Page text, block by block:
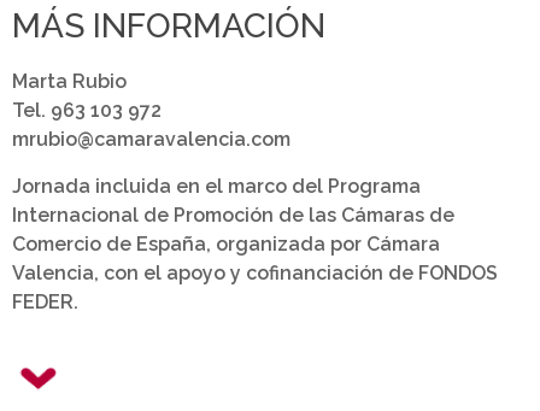
MÁS INFORMACIÓN
Marta Rubio
Tel. 963 103 972
mrubio@camaravalencia.com
Jornada incluida en el marco del Programa
Internacional de Promoción de las Cámaras de
Comercio de España, organizada por Cámara
Valencia, con el apoyo y cofinanciación de FONDOS
FEDER.